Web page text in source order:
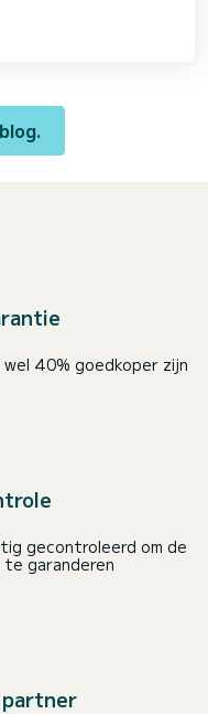
40% goedkoper zijn
gecontroleerd om de
garanderen